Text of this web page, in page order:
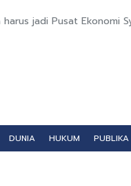
jadi Pusat Ekonomi
DUNIA HUKUM PUBLIKA